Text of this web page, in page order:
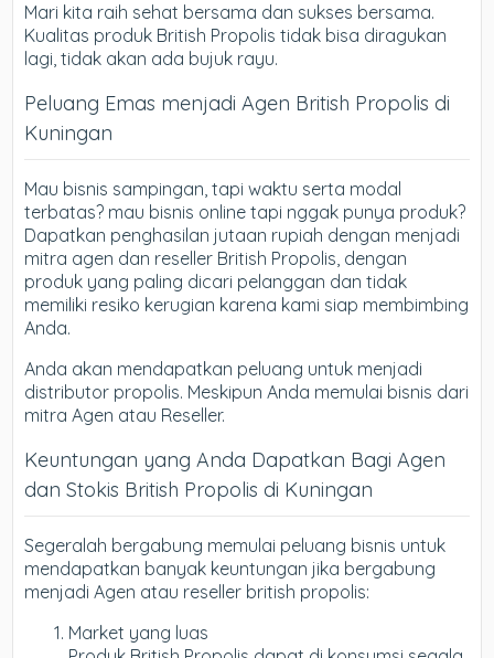
Mari kita raih sehat bersama dan sukses bersama.
Kualitas produk British Propolis tidak bisa diragukan
lagi, tidak akan ada bujuk rayu.
Peluang Emas menjadi Agen British Propolis di
Kuningan
Mau bisnis sampingan, tapi waktu serta modal
terbatas? mau bisnis online tapi nggak punya produk?
Dapatkan penghasilan jutaan rupiah dengan menjadi
mitra agen dan reseller British Propolis, dengan
produk yang paling dicari pelanggan dan tidak
memiliki resiko kerugian karena kami siap membimbing
Anda.
Anda akan mendapatkan peluang untuk menjadi
distributor propolis. Meskipun Anda memulai bisnis dari
mitra Agen atau Reseller.
Keuntungan yang Anda Dapatkan Bagi Agen
dan Stokis British Propolis di Kuningan
Segeralah bergabung memulai peluang bisnis untuk
mendapatkan banyak keuntungan jika bergabung
menjadi Agen atau reseller british propolis:
Market yang luas